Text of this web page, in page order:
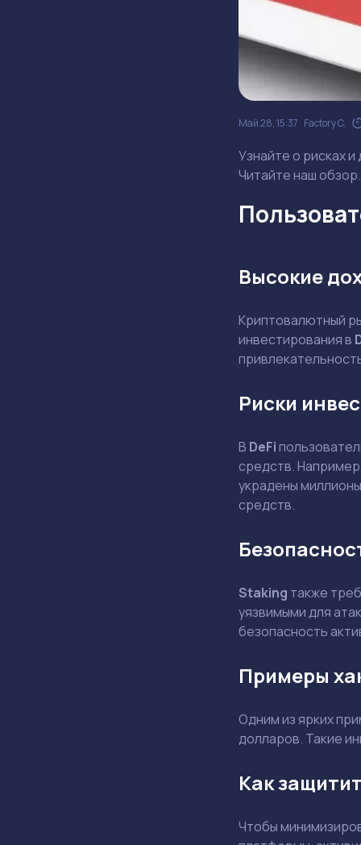
Май 28, 15:37 Factory C.
Узнайте о рисках
Читайте наш обзор.
Высокие
Криптовалютный
инвестирования в
Риски
В DeFi
средств.
украдены
средств.
Staking также
уязвимыми для
безопасность
Примеры
Одним из ярких
долларов. Такие
Как
Чтобы